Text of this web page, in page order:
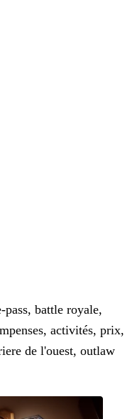
battle royale,
activités, prix,
de l'ouest, outlaw